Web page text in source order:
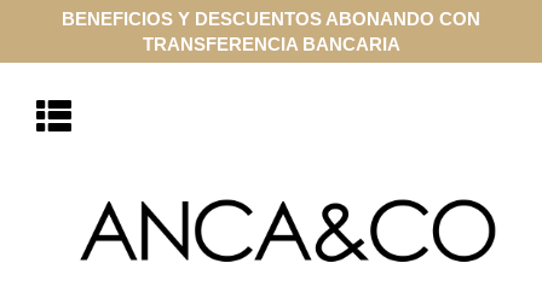
COMPRA ONLINE EN CUOTAS SIN INTERÉS CON VISA Y
MASTERCARD